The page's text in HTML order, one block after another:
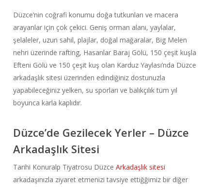
Düzce’nin coğrafi konumu doğa tutkunları ve macera
arayanlar için çok çekici. Geniş orman alanı, yaylalar,
şelaleler, uzun sahil, plajlar, doğal mağaralar, Big Melen
nehri üzerinde rafting, Hasanlar Baraj Gölü, 150 çeşit kuşla
Efteni Gölü ve 150 çeşit kuş olan Karduz Yaylası’nda Düzce
arkadaşlık sitesi üzerinden edindiğiniz dostunuzla
yapabileceğiniz yelken, su sporları ve balıkçılık tüm yıl
boyunca karla kaplıdır.
Düzce’de Gezilecek Yerler – Düzce
Arkadaşlık Sitesi
Tarihi Konuralp Tiyatrosu Düzce Arkadaşlık sitesi
arkadaşınızla ziyaret etmenizi tavsiye ettiğğimiz bir diğer